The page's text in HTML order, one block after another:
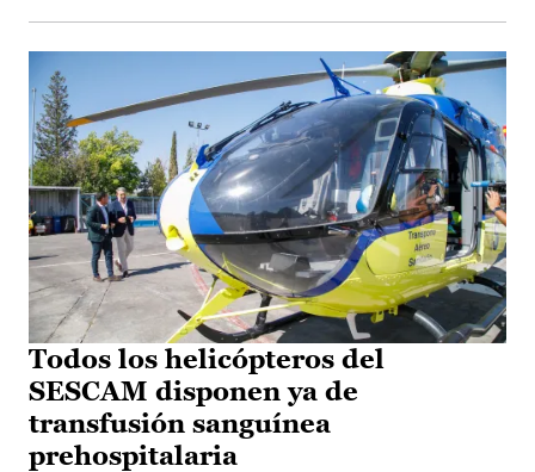
Todos los helicópteros del
SESCAM disponen ya de
transfusión sanguínea
prehospitalaria